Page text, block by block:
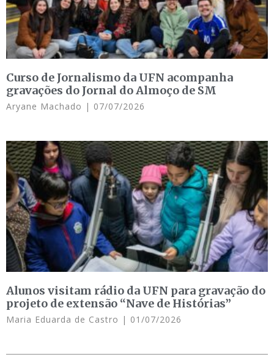
Curso de Jornalismo da UFN acompanha
gravações do Jornal do Almoço de SM
Aryane Machado 07/07/2026
Alunos visitam rádio da UFN para gravação do
projeto de extensão “Nave de Histórias”
Maria Eduarda de Castro 01/07/2026